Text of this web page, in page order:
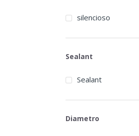
silencioso
Sealant
Sealant
Diametro